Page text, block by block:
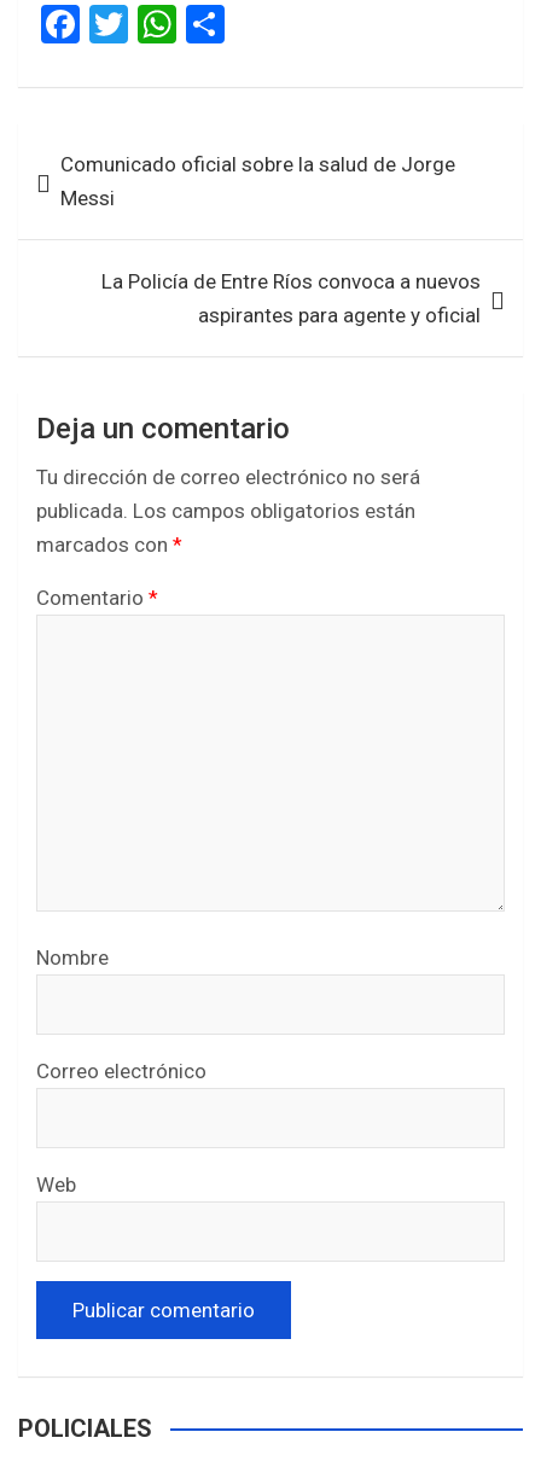
F
ce
o
o
k
T
tt
W
at
A
p
ar
de Comunicado oficial sobre la salud de Jorge
Messi
La Policía de Entre Ríos convoca a nuevos
aspirantes para agente y oficial
Deja un comentario
Tu dirección de correo electrónico no será
publicada. Los campos obligatorios están
marcados con *
Comentario *
Nombre
Correo electrónico
Web
POLICIALES